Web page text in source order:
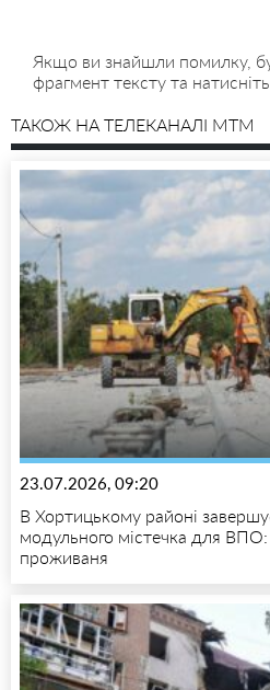
Якщо ви знайшли помилку,
фрагмент тексту та натисніть
ТАКОЖ НА ТЕЛЕКАНАЛІ MTM
23.07.2026, 09:20
В Хортицькому районі
модульного містечка для
проживаня